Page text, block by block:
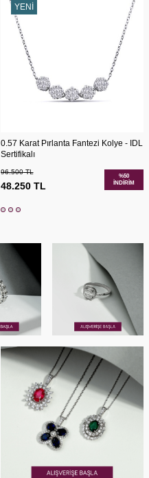
YENI
0.57 Karat Pırlanta Fantezi Kolye - IDL
Sertifikalı
96.500TL
48.250TL
%50
İNDIRIM